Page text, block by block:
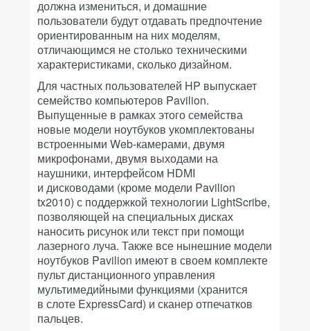
должна измениться, и домашние
пользователи будут отдавать предпочтение
ориентированным на них моделям,
отличающимся не столько техническими
характеристиками, сколько дизайном.
Для частных пользователей HP выпускает
семейство компьютеров Pavilion.
Выпущенные в рамках этого семейства
новые модели ноутбуков укомплектованы
встроенными Web-камерами, двумя
микрофонами, двумя выходами на
наушники, интерфейсом HDMI
и дисководами (кроме модели Pavilion
tx2010) с поддержкой технологии LightScribe,
позволяющей на специальных дисках
наносить рисунок или текст при помощи
лазерного луча. Также все нынешние модели
ноутбуков Pavilion имеют в своем комплекте
пульт дистанционного управления
мультимедийными функциями (хранится
в слоте ExpressCard) и сканер отпечатков
пальцев.